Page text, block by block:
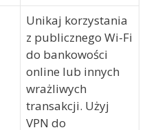
Unikaj korzystania
z publicznego Wi-Fi
do bankowości
online lub innych
wrażliwych
transakcji. Użyj
VPN do